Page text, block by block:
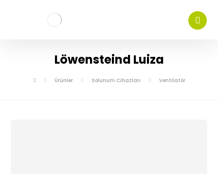
Löwensteind Luiza
Ürünler Solunum Cihazları Ventilatör